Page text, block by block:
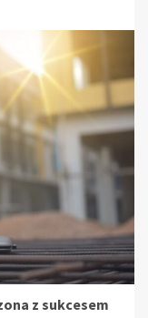
z sukcesem